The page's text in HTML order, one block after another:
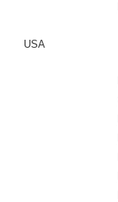
USA